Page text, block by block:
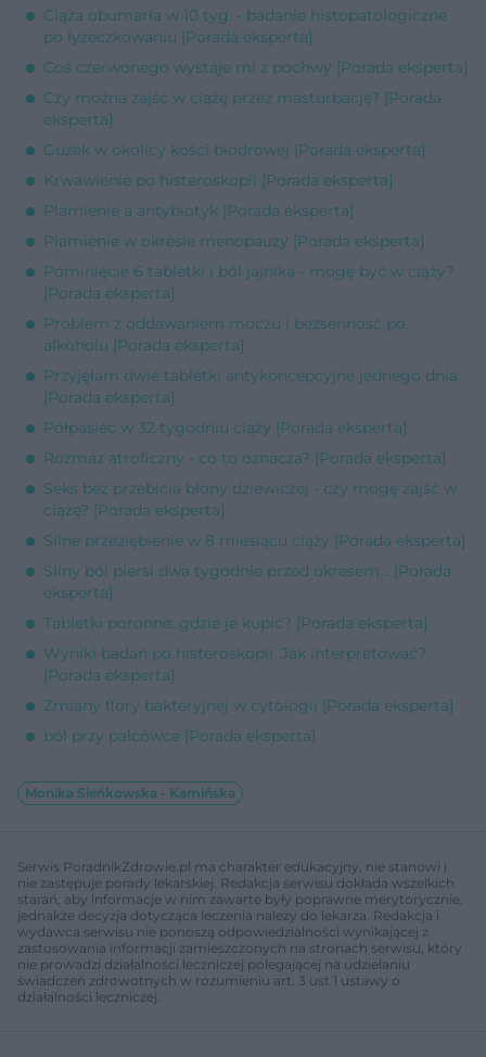
Ciąża obumarła w 10 tyg. - badanie histopatologiczne
po łyżeczkowaniu [Porada eksperta]
Coś czerwonego wystaje mi z pochwy [Porada eksperta]
Czy można zajść w ciążę przez masturbację? [Porada
eksperta]
Guzek w okolicy kości biodrowej [Porada eksperta]
Krwawienie po histeroskopii [Porada eksperta]
Plamienie a antybiotyk [Porada eksperta]
Plamienie w okresie menopauzy [Porada eksperta]
Pominięcie 6 tabletki i ból jajnika - mogę być w ciąży?
[Porada eksperta]
Problem z oddawaniem moczu i bezsennosć po
alkoholu [Porada eksperta]
Przyjęłam dwie tabletki antykoncepcyjne jednego dnia
[Porada eksperta]
Półpasiec w 32 tygodniu ciąży [Porada eksperta]
Rozmaz atroficzny - co to oznacza? [Porada eksperta]
Seks bez przebicia błony dziewiczej - czy mogę zajść w
ciążę? [Porada eksperta]
Silne przeziębienie w 8 miesiącu ciąży [Porada eksperta]
Silny ból piersi dwa tygodnie przed okresem... [Porada
eksperta]
Tabletki poronne: gdzie je kupić? [Porada eksperta]
Wyniki badań po histeroskopii. Jak interpretować?
[Porada eksperta]
Zmiany flory bakteryjnej w cytologii [Porada eksperta]
ból przy palcówce [Porada eksperta]
Monika Sieńkowska - Kamińska
Serwis PoradnikZdrowie.pl ma charakter edukacyjny, nie stanowi i
nie zastępuje porady lekarskiej. Redakcja serwisu dokłada wszelkich
starań, aby informacje w nim zawarte były poprawne merytorycznie,
jednakże decyzja dotycząca leczenia należy do lekarza. Redakcja i
wydawca serwisu nie ponoszą odpowiedzialności wynikającej z
zastosowania informacji zamieszczonych na stronach serwisu, który
nie prowadzi działalności leczniczej polegającej na udzielaniu
świadczeń zdrowotnych w rozumieniu art. 3 ust 1 ustawy o
działalności leczniczej.